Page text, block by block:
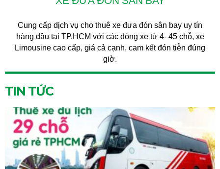
Cung cấp dịch vụ cho thuê xe đưa đón sân bay uy tín
hàng đầu tại TP.HCM với các dòng xe từ 4- 45 chỗ, xe
Limousine cao cấp, giá cả cạnh, cam kết đón tiễn đúng
giờ.
TIN TỨC